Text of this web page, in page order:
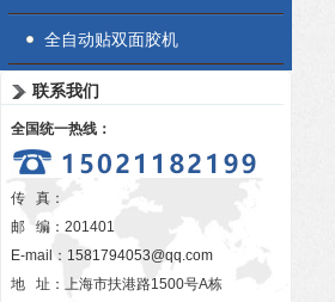
全自动贴双面胶机
联系我们
全国统一热线：
传 真：
邮 编：201401
E-mail： 1581794053@qq.com
地 址：上海市扶港路1500号A栋